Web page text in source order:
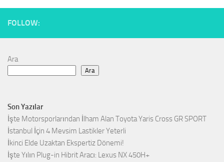
FOLLOW:
Ara
Ara
Son Yazılar
İşte Motorsporlarından İlham Alan Toyota Yaris Cross GR SPORT
İstanbul İçin 4 Mevsim Lastikler Yeterli
İkinci Elde Uzaktan Ekspertiz Dönemi!
İşte Yılın Plug-in Hibrit Aracı: Lexus NX 450H+